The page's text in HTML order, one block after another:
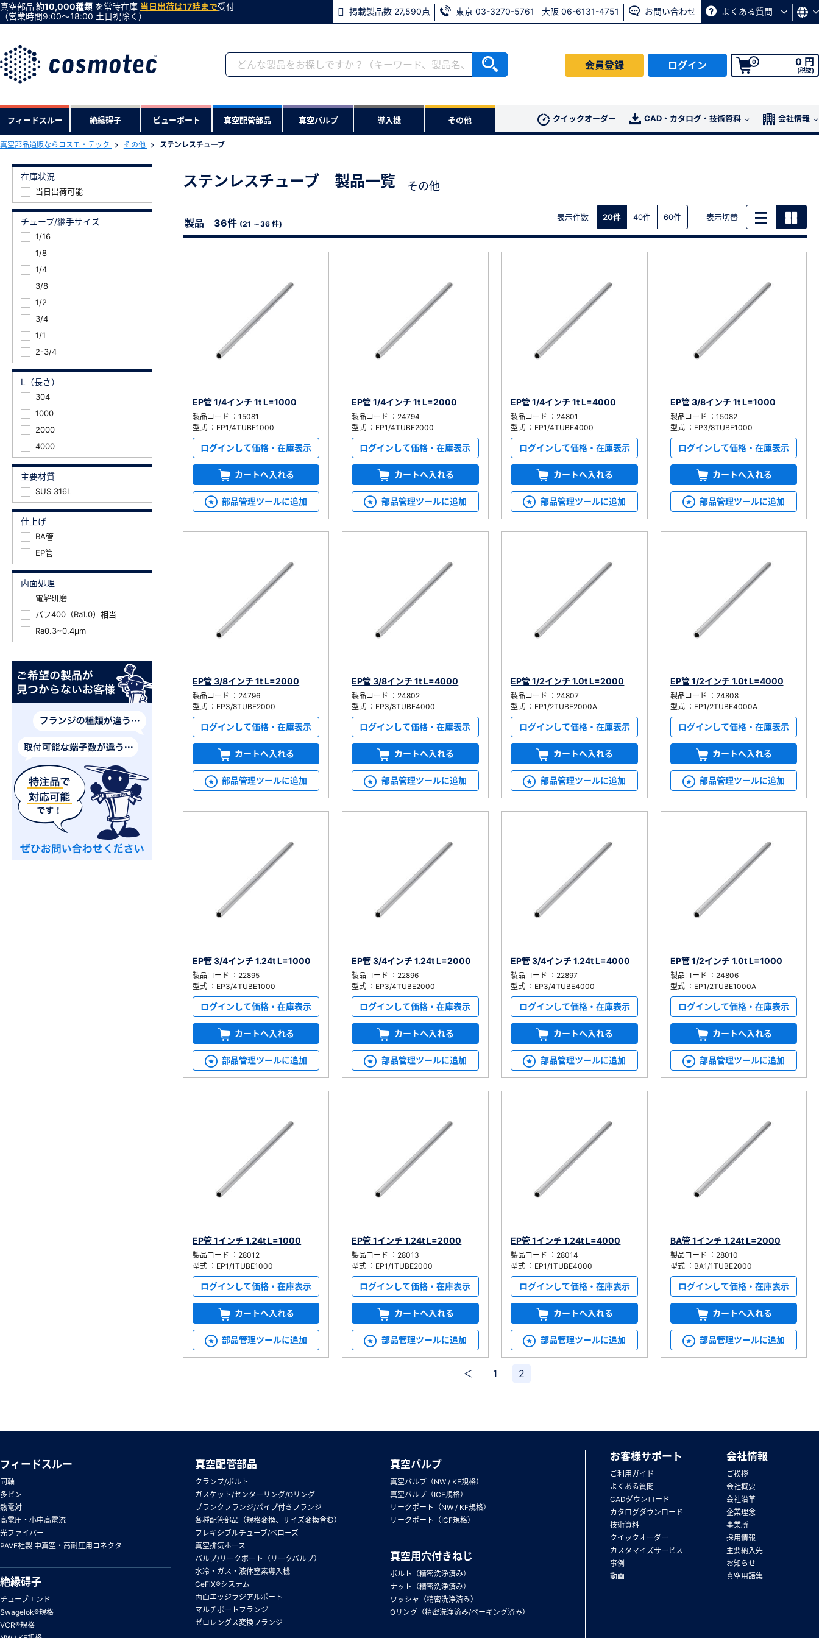
真空部品 約10,000種類 を常時在庫 当日出荷は17時まで受付
（営業時間9:00〜18:00 土日祝除く）
掲載製品数 27,590点 東京 03-3270-5761 大阪 06-6131-4751 お問い合わせ よくある質問
会員登録 ログイン 0 0 円
(税抜)
フィードスルー 絶縁碍子 ビューポート 真空配管部品 真空バルブ 導入機 その他 クイックオーダー CAD・カタログ・技術資料 会社情報
真空部品通販ならコスモ・テック その他 ステンレスチューブ
ステンレスチューブ 製品一覧 その他
製品 36件 (21 ～36 件)
表示件数 20件 40件 60件 表示切替
EP管 1/4インチ 1t L=1000
製品コード ：15081
型式 ：EP1/4TUBE1000
ログインして価格・在庫表示
カートへ入れる
部品管理ツールに追加
EP管 1/4インチ 1t L=2000
製品コード ：24794
型式 ：EP1/4TUBE2000
ログインして価格・在庫表示
カートへ入れる
部品管理ツールに追加
EP管 1/4インチ 1t L=4000
製品コード ：24801
型式 ：EP1/4TUBE4000
ログインして価格・在庫表示
カートへ入れる
部品管理ツールに追加
EP管 3/8インチ 1t L=1000
製品コード ：15082
型式 ：EP3/8TUBE1000
ログインして価格・在庫表示
カートへ入れる
部品管理ツールに追加
EP管 3/8インチ 1t L=2000
製品コード ：24796
型式 ：EP3/8TUBE2000
ログインして価格・在庫表示
カートへ入れる
部品管理ツールに追加
EP管 3/8インチ 1t L=4000
製品コード ：24802
型式 ：EP3/8TUBE4000
ログインして価格・在庫表示
カートへ入れる
部品管理ツールに追加
EP管 1/2インチ 1.0t L=2000
製品コード ：24807
型式 ：EP1/2TUBE2000A
ログインして価格・在庫表示
カートへ入れる
部品管理ツールに追加
EP管 1/2インチ 1.0t L=4000
製品コード ：24808
型式 ：EP1/2TUBE4000A
ログインして価格・在庫表示
カートへ入れる
部品管理ツールに追加
EP管 3/4インチ 1.24t L=1000
製品コード ：22895
型式 ：EP3/4TUBE1000
ログインして価格・在庫表示
カートへ入れる
部品管理ツールに追加
EP管 3/4インチ 1.24t L=2000
製品コード ：22896
型式 ：EP3/4TUBE2000
ログインして価格・在庫表示
カートへ入れる
部品管理ツールに追加
EP管 3/4インチ 1.24t L=4000
製品コード ：22897
型式 ：EP3/4TUBE4000
ログインして価格・在庫表示
カートへ入れる
部品管理ツールに追加
EP管 1/2インチ 1.0t L=1000
製品コード ：24806
型式 ：EP1/2TUBE1000A
ログインして価格・在庫表示
カートへ入れる
部品管理ツールに追加
EP管 1インチ 1.24t L=1000
製品コード ：28012
型式 ：EP1/1TUBE1000
ログインして価格・在庫表示
カートへ入れる
部品管理ツールに追加
EP管 1インチ 1.24t L=2000
製品コード ：28013
型式 ：EP1/1TUBE2000
ログインして価格・在庫表示
カートへ入れる
部品管理ツールに追加
EP管 1インチ 1.24t L=4000
製品コード ：28014
型式 ：EP1/1TUBE4000
ログインして価格・在庫表示
カートへ入れる
部品管理ツールに追加
BA管 1インチ 1.24t L=2000
製品コード ：28010
型式 ：BA1/1TUBE2000
ログインして価格・在庫表示
カートへ入れる
部品管理ツールに追加
＜ 1 2
在庫状況
当日出荷可能
チューブ/継手サイズ
1/16
1/8
1/4
3/8
1/2
3/4
1/1
2-3/4
L（長さ）
304
1000
2000
4000
主要材質
SUS 316L
仕上げ
BA管
EP管
内面処理
電解研磨
バフ400（Ra1.0）相当
Ra0.3~0.4μm
フィードスルー
同軸
多ピン
熱電対
高電圧・小中高電流
光ファイバー
PAVE社製 中真空・高耐圧用コネクタ
絶縁碍子
チューブエンド
Swagelok®規格
VCR®規格
真空配管部品
クランプ/ボルト
ガスケット/センターリング/Oリング
ブランクフランジ/パイプ付きフランジ
各種配管部品（規格変換、サイズ変換含む）
フレキシブルチューブ/ベローズ
真空排気ホース
バルブ/リークポート（リークバルブ）
水冷・ガス・液体窒素導入機
CeFiX®システム
両面エッジラジアルポート
マルチポートフランジ
ゼロレングス変換フランジ
真空バルブ
真空バルブ（NW / KF規格）
真空バルブ（ICF規格）
リークポート（NW / KF規格）
リークポート（ICF規格）
真空用穴付きねじ
ボルト（精密洗浄済み）
ナット（精密洗浄済み）
ワッシャ（精密洗浄済み）
Oリング（精密洗浄済み/ベーキング済み）
お客様サポート
ご利用ガイド
よくある質問
CADダウンロード
カタログダウンロード
技術資料
クイックオーダー
カスタマイズサービス
事例
動画
会社情報
ご挨拶
会社概要
会社沿革
企業理念
事業所
採用情報
主要納入先
お知らせ
真空用語集
会員登録がお済みでない方
会員登録をすれば、便利な機能がご利用いただけます。
※新規会員登録をお申し込み頂いてから本登録となるまで、数日間かかる場合があります。
また当社の判断によりお断りする場合があります。
会員の方はこちら